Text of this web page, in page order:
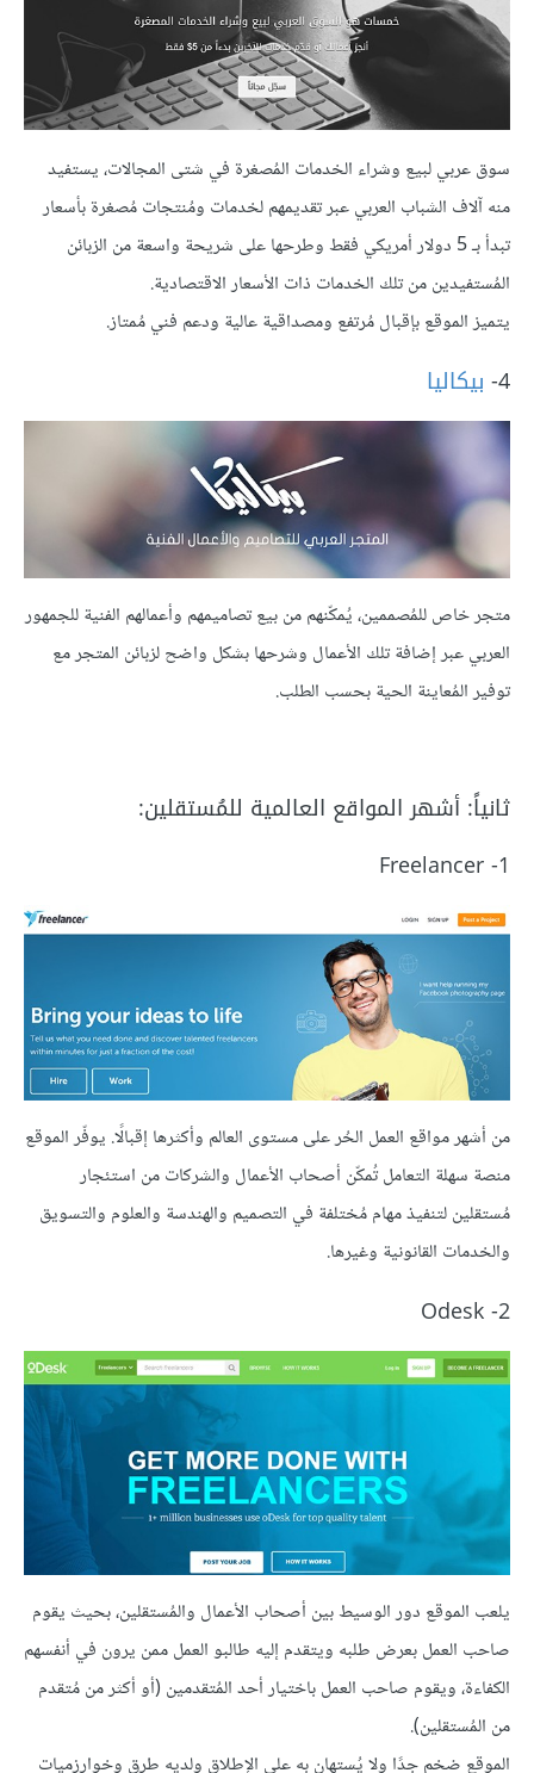
سوق عربي لبيع وشراء الخدمات المُصغرة في شتى المجالات، يستفيد
منه آلاف الشباب العربي عبر تقديمهم لخدمات ومُنتجات مُصغرة بأسعار
تبدأ بـ 5 دولار أمريكي فقط وطرحها على شريحة واسعة من الزبائن
المُستفيدين من تلك الخدمات ذات الأسعار الاقتصادية.
يتميز الموقع بإقبال مُرتفع ومصداقية عالية ودعم فني مُمتاز.
4- بيكاليا
متجر خاص للمُصممين، يُمكّنهم من بيع تصاميمهم وأعمالهم الفنية للجمهور
العربي عبر إضافة تلك الأعمال وشرحها بشكل واضح لزبائن المتجر مع
توفير المُعاينة الحية بحسب الطلب.
ثانياً: أشهر المواقع العالمية للمُستقلين:
1- Freelancer
من أشهر مواقع العمل الحُر على مستوى العالم وأكثرها إقبالًا. يوفّر الموقع
منصة سهلة التعامل تُمكّن أصحاب الأعمال والشركات من استئجار
مُستقلين لتنفيذ مهام مُختلفة في التصميم والهندسة والعلوم والتسويق
والخدمات القانونية وغيرها.
2- Odesk
يلعب الموقع دور الوسيط بين أصحاب الأعمال والمُستقلين، بحيث يقوم
صاحب العمل بعرض طلبه ويتقدم إليه طالبو العمل ممن يرون في أنفسهم
الكفاءة، ويقوم صاحب العمل باختيار أحد المُتقدمين (أو أكثر من مُتقدم
من المُستقلين).
الموقع ضخم جدًا ولا يُستهان به على الإطلاق ولديه طرق وخوارزميات